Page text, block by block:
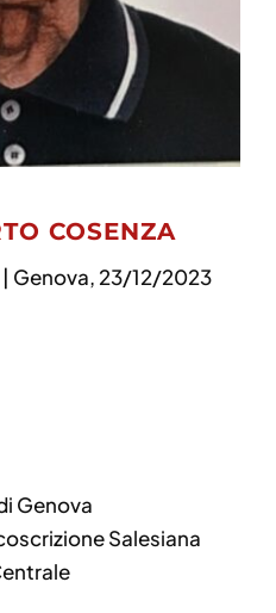
COSENZA
Genova, 23/12/2023
Genova
Salesiana